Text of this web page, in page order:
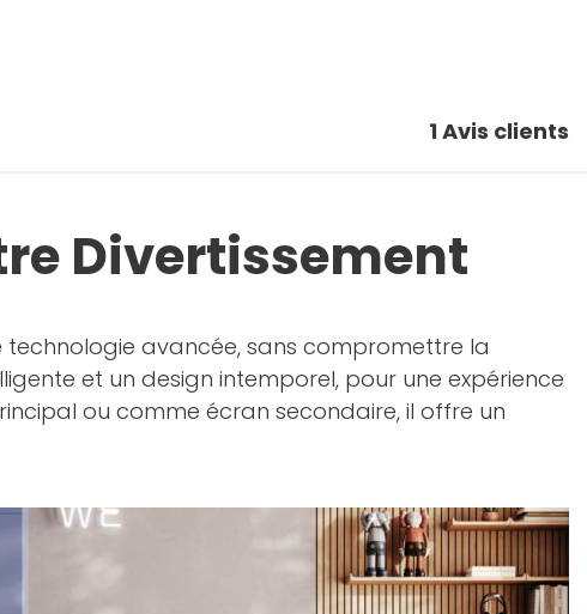
1Avis clients
Divertissement
technologie avancée, sans compromettre la
et un design intemporel, pour une expérience
ou comme écran secondaire, il offre un